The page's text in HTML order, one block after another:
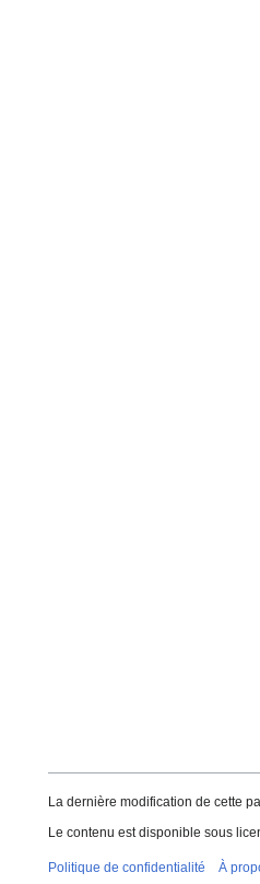
La dernière modification de cette
Le contenu est disponible sous
Politique de confidentialité À